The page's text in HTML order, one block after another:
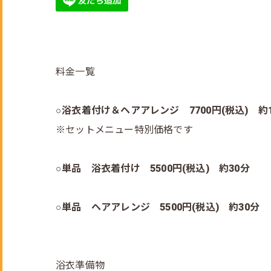
料金一覧
○浴衣着付け＆ヘアアレンジ 7700円(税込) 約
※セットメニュー特別価格です
○単品 浴衣着付け 5500円(税込) 約30分
○単品 ヘアアレンジ 5500円(税込) 約30分
浴衣準備物